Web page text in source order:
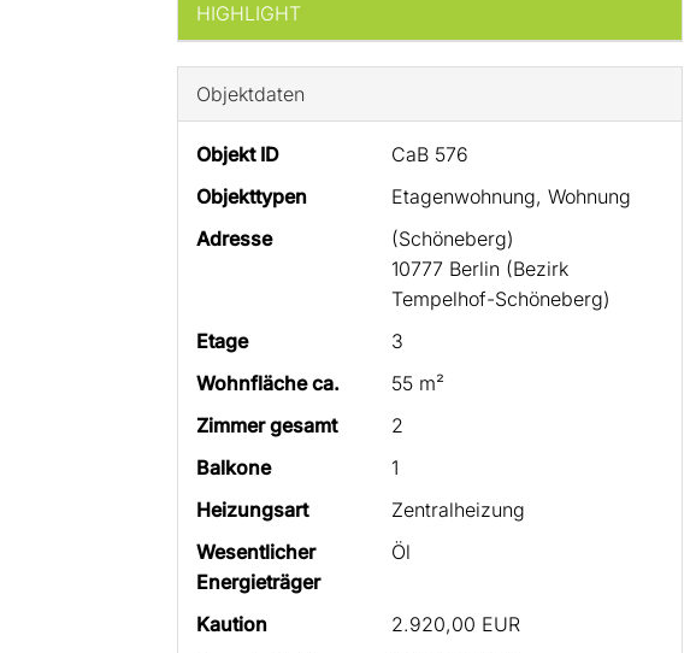
HIGHLIGHT
Objektdaten
Objekt ID
CaB 576
Objekttypen
Etagenwohnung, Wohnung
Adresse
(Schöneberg)
10777 Berlin (Bezirk
Tempelhof-Schöneberg)
Etage
3
Wohnfläche ca.
55 m²
Zimmer gesamt
2
Balkone
1
Heizungsart
Zentralheizung
Wesentlicher
Energieträger
Öl
Kaution
2.920,00 EUR